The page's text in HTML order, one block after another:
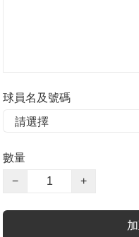
球員名及號碼
數量
−
+